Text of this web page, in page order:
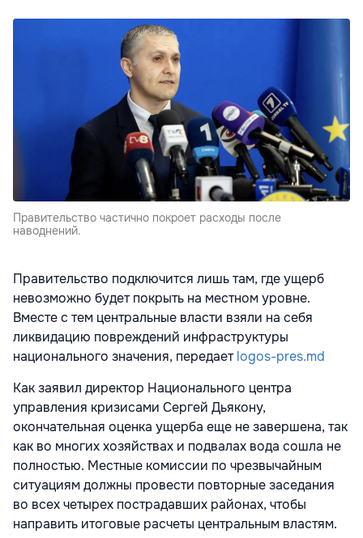
Правительство частично покроет расходы после
наводнений.
Правительство подключится лишь там, где ущерб
невозможно будет покрыть на местном уровне.
Вместе с тем центральные власти взяли на себя
ликвидацию повреждений инфраструктуры
национального значения, передаетlogos-pres.md
Как заявил директор Национального центра
управления кризисами Сергей Дьякону,
окончательная оценка ущерба еще не завершена, так
как во многих хозяйствах и подвалах вода сошла не
полностью. Местные комиссии по чрезвычайным
ситуациям должны провести повторные заседания
во всех четырех пострадавших районах, чтобы
направить итоговые расчеты центральным властям.